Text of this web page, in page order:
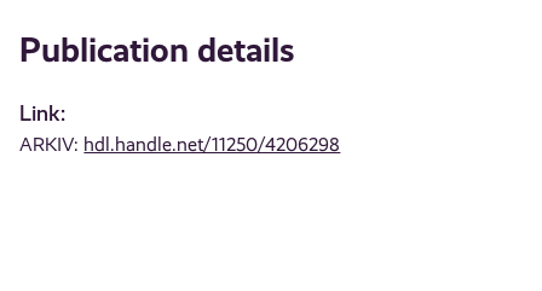
Publication details
Link:
ARKIV: hdl.handle.net/11250/4206298